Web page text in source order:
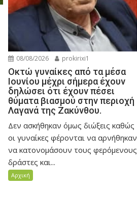
08/08/2026 prokirixi1
Οκτώ γυναίκες από τα μέσα
Ιουνίου μέχρι σήμερα έχουν
δηλώσει ότι έχουν πέσει
θύματα βιασμού στην περιοχή
Λαγανά της Ζακύνθου.
Δεν ασκήθηκαν όμως διώξεις καθώς
οι γυναίκες φέρονται να αρνήθηκαν
να κατονομάσουν τους φερόμενους
δράστες και...
Αρχική